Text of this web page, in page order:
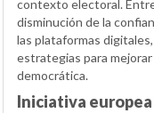
contexto electoral.
disminución de la
las plataformas
estrategias para
democrática.
Iniciativa